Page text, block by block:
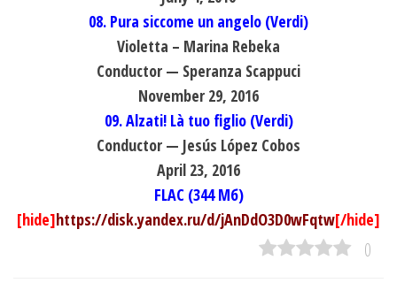
08. Pura siccome un angelo (Verdi)
Violetta – Marina Rebeka
Conductor — Speranza Scappuci
November 29, 2016
09. Alzati! Là tuo figlio (Verdi)
Conductor — Jesús López Cobos
April 23, 2016
FLAC (344 Мб)
[hide]https://disk.yandex.ru/d/jAnDdO3D0wFqtw[/hide]
0